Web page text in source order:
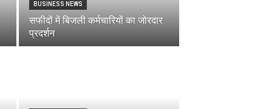
BUSINESS NEWS
सफीदों में बिजली कर्मचारियों का जोरदार
प्रदर्शन